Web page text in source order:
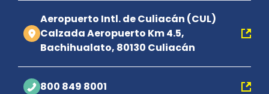
Aeropuerto Intl. de Culiacán (CUL)
Calzada Aeropuerto Km 4.5,
Bachihualato, 80130 Culiacán
800 849 8001